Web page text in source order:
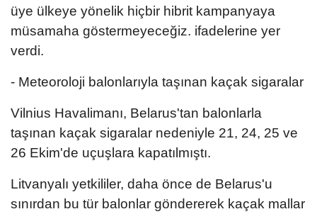
üye ülkeye yönelik hiçbir hibrit kampanyaya
müsamaha göstermeyeceğiz. ifadelerine yer
verdi.
- Meteoroloji balonlarıyla taşınan kaçak sigaralar
Vilnius Havalimanı, Belarus'tan balonlarla
taşınan kaçak sigaralar nedeniyle 21, 24, 25 ve
26 Ekim'de uçuşlara kapatılmıştı.
Litvanyalı yetkililer, daha önce de Belarus'u
sınırdan bu tür balonlar göndererek kaçak mallar